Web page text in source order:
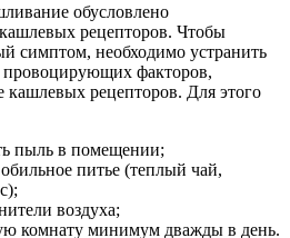
обусловлено
рецепторов. Чтобы
симптом, необходимо устранить
провоцирующих факторов,
рецепторов. Для этого
пыль в помещении;
питье (теплый чай,
воздуха;
комнату минимум дважды в день.